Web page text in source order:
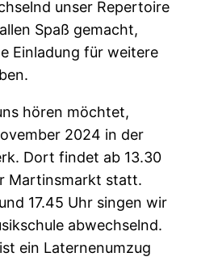
unser Repertoire
Spaß gemacht,
Einladung für weitere
hören möchtet,
2024 in der
Dort findet ab 13.30
Martinsmarkt statt.
17.45 Uhr singen wir
abwechselnd.
ein Laternenumzug